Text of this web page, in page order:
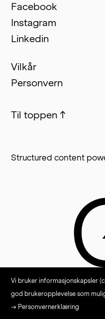
Vi bruker informasjonskapsler
god brukeropplevelse som
→ Personvernerklæring
Facebook
Instagram
Linkedin
Vilkår
Personvern
Til toppen ↑
Structured content